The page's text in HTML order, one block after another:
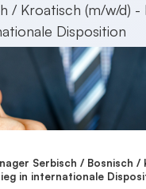
/ Kroatisch (m/w/d) -
Disposition
Serbisch / Bosnisch /
in internationale